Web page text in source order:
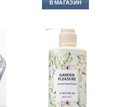
В МАГАЗИН